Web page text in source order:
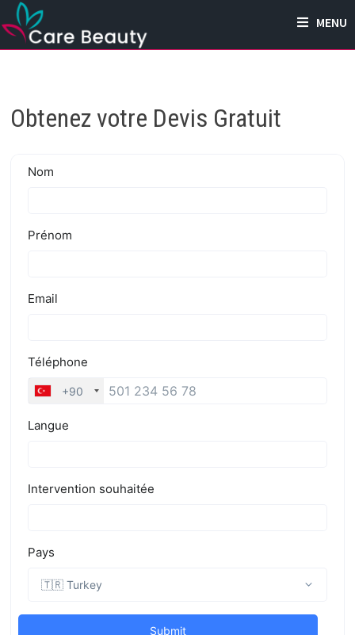
Passer
au
contenu
MENU
Obtenez votre Devis Gratuit